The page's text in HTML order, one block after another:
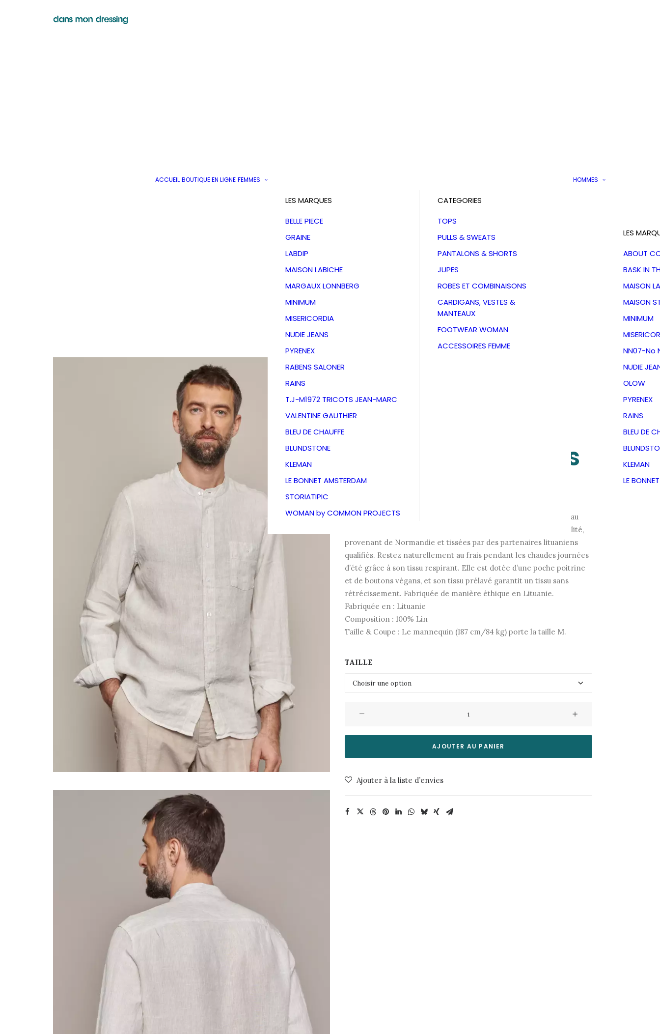
ACCUEIL BOUTIQUE EN LIGNE FEMMES
LES MARQUES
BELLE PIECE
GRAINE
LABDIP
MAISON LABICHE
MARGAUX LONNBERG
MINIMUM
MISERICORDIA
NUDIE JEANS
PYRENEX
RABENS SALONER
RAINS
T.J-M1972 TRICOTS JEAN-MARC
VALENTINE GAUTHIER
BLEU DE CHAUFFE
BLUNDSTONE
KLEMAN
LE BONNET AMSTERDAM
STORIATIPIC
WOMAN by COMMON PROJECTS
CATEGORIES
TOPS
PULLS & SWEATS
PANTALONS & SHORTS
JUPES
ROBES ET COMBINAISONS
CARDIGANS, VESTES &
MANTEAUX
FOOTWEAR WOMAN
ACCESSOIRES FEMME
HOMMES
LES
ABOUT
BASK IN
MAISON
MAISON
MINIMUM
NN07-No
NUDIE
OLOW
PYRENEX
RAINS
BLEU DE
KLEMAN
LE
Chemise Nathan
Linen Striped Sand
About Companions
175,00
initial
était :
175,00€.
prix
actuel
est :
87,50€.
Découvrez cette chemise sophistiquée à col montant officier et au
design minimaliste. Confectionnée en fibres de lin de haute qualité,
provenant de Normandie et tissées par des partenaires lituaniens
qualifiés. Restez naturellement au frais pendant les chaudes journées
d’été grâce à son tissu respirant. Elle est dotée d’une poche poitrine
et de boutons végans, et son tissu prélavé garantit un tissu sans
rétrécissement. Fabriquée de manière éthique en Lituanie.
Fabriquée en : Lituanie
Composition : 100% Lin
Taille & Coupe : Le mannequin (187 cm/84 kg) porte la taille M.
TAILLE
Chemise
Linen
Sand
Companions
AJOUTER AU PANIER
Ajouter à la liste d’envies